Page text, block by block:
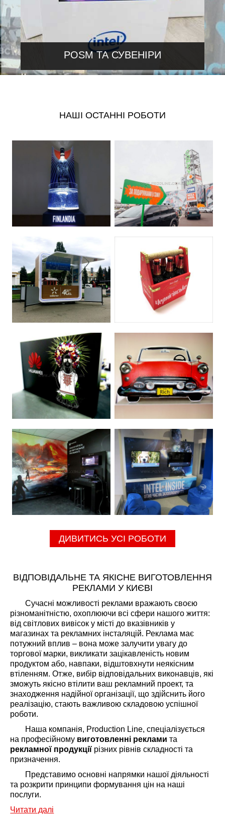
POSM ТА СУВЕНІРИ
Корпоративні сувеніри та подарунки
Воблери
Таблички
Цінникотримачі
HoReCa (менюхолдери, костери, хенгери
та ін)
НАШІ ОСТАННІ РОБОТИ
ДИВИТИСЬ УСІ РОБОТИ
ВІДПОВІДАЛЬНЕ ТА ЯКІСНЕ ВИГОТОВЛЕННЯ
РЕКЛАМИ У КИЄВІ
Сучасні можливості реклами вражають своєю
різноманітністю, охоплюючи всі сфери нашого життя:
від світлових вивісок у місті до вказівників у
магазинах та рекламних інсталяцій. Реклама має
потужний вплив – вона може залучити увагу до
торгової марки, викликати зацікавленість новим
продуктом або, навпаки, відштовхнути неякісним
втіленням. Отже, вибір відповідальних виконавців, які
зможуть якісно втілити ваш рекламний проект, та
знаходження надійної організації, що здійснить його
реалізацію, стають важливою складовою успішної
роботи.
Наша компанія, Production Line, спеціалізується
на професійному виготовленні реклами та
рекламної продукції різних рівнів складності та
призначення.
Представимо основні напрямки нашої діяльності
та розкрити принципи формування цін на наші
послуги.
Читати далі